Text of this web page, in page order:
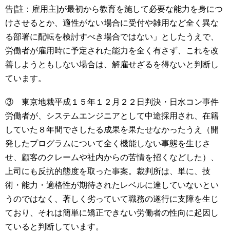
告[註：雇用主]が最初から教育を施して必要な能力を身につ
けさせるとか、適性がない場合に受付や雑用など全く異な
る部署に配転を検討すべき場合ではない」としたうえで、
労働者が雇用時に予定された能力を全く有さず、これを改
善しようともしない場合は、解雇せざるを得ないと判断し
ています。
③ 東京地裁平成１５年１２月２２日判決・日水コン事件
労働者が、システムエンジニアとして中途採用され、在籍
していた８年間でさしたる成果を果たせなかったうえ（開
発したプログラムについて全く機能しない事態を生じさ
せ、顧客のクレームや社内からの苦情を招くなどした）、
上司にも反抗的態度を取った事案。裁判所は、単に、技
術・能力・適格性が期待されたレベルに達していないとい
うのではなく、著しく劣っていて職務の遂行に支障を生じ
ており、それは簡単に矯正できない労働者の性向に起因し
ていると判断しています。